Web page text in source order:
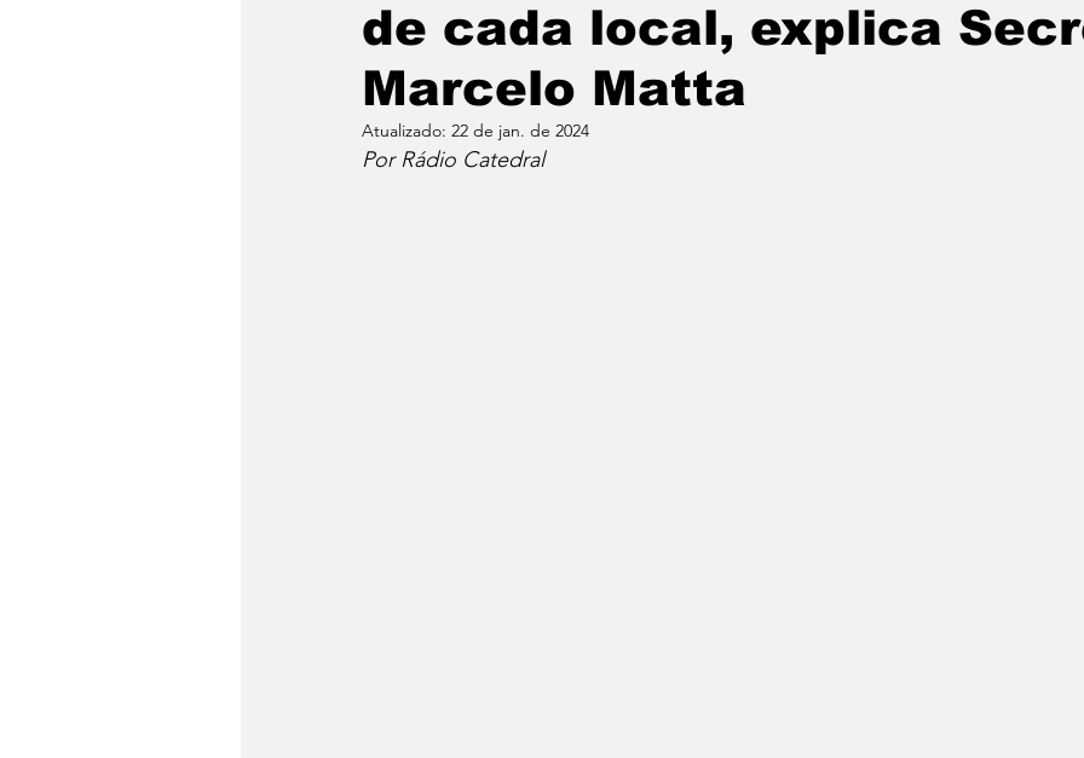
de cada local, explica
Marcelo Matta
Atualizado: 22 de jan. de 2024
Por Rádio Catedral